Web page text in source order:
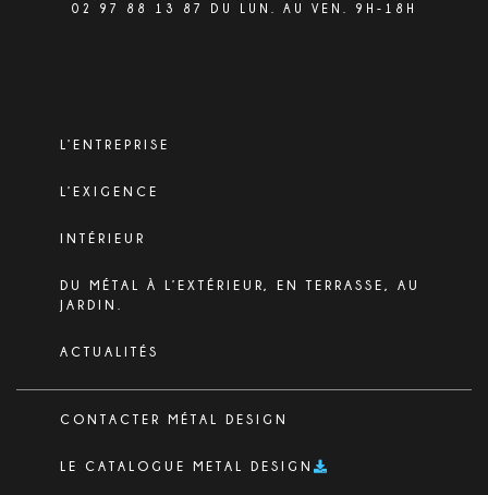
02 97 88 13 87 DU LUN. AU VEN. 9H-18H
L’ENTREPRISE
L’EXIGENCE
INTÉRIEUR
DU MÉTAL À L’EXTÉRIEUR, EN TERRASSE, AU
JARDIN.
ACTUALITÉS
CONTACTER MÉTAL DESIGN
LE CATALOGUE METAL DESIGN